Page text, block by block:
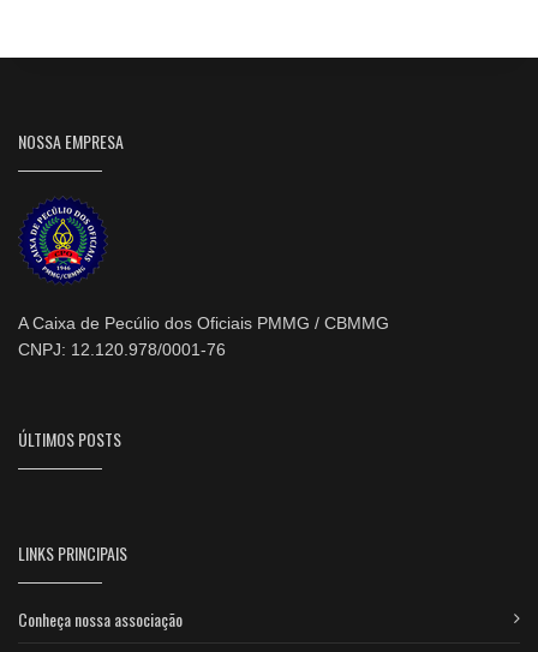
NOSSA EMPRESA
A Caixa de Pecúlio dos Oficiais PMMG / CBMMG
CNPJ: 12.120.978/0001-76
ÚLTIMOS POSTS
LINKS PRINCIPAIS
Conheça nossa associação